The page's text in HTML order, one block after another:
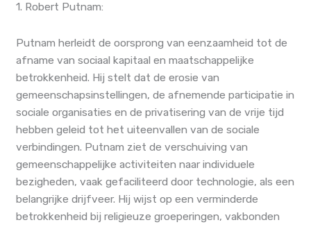
1. Robert Putnam:
Putnam herleidt de oorsprong van eenzaamheid tot de
afname van sociaal kapitaal en maatschappelijke
betrokkenheid. Hij stelt dat de erosie van
gemeenschapsinstellingen, de afnemende participatie in
sociale organisaties en de privatisering van de vrije tijd
hebben geleid tot het uiteenvallen van de sociale
verbindingen. Putnam ziet de verschuiving van
gemeenschappelijke activiteiten naar individuele
bezigheden, vaak gefaciliteerd door technologie, als een
belangrijke drijfveer. Hij wijst op een verminderde
betrokkenheid bij religieuze groeperingen, vakbonden